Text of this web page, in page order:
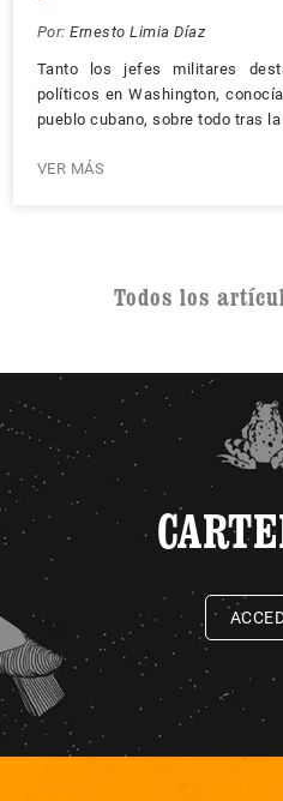
Por: Ernesto Limia Díaz
Tanto los jefes militares
políticos en Washington,
pueblo cubano, sobre todo tras
VER MÁS
Todos los